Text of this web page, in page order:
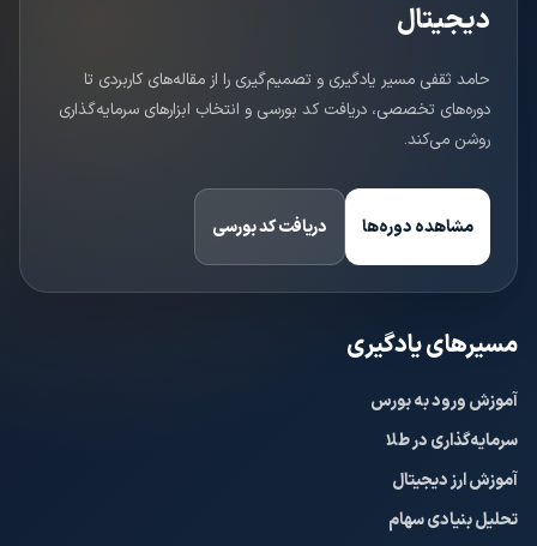
دیجیتال
حامد ثقفی مسیر یادگیری و تصمیم‌گیری را از مقاله‌های کاربردی تا
دوره‌های تخصصی، دریافت کد بورسی و انتخاب ابزارهای سرمایه‌گذاری
روشن می‌کند.
مشاهده دوره‌ها دریافت کد بورسی
مسیرهای یادگیری
آموزش ورود به بورس
سرمایه‌گذاری در طلا
آموزش ارز دیجیتال
تحلیل بنیادی سهام